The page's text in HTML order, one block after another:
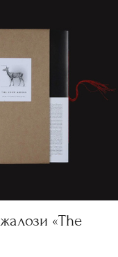
«The